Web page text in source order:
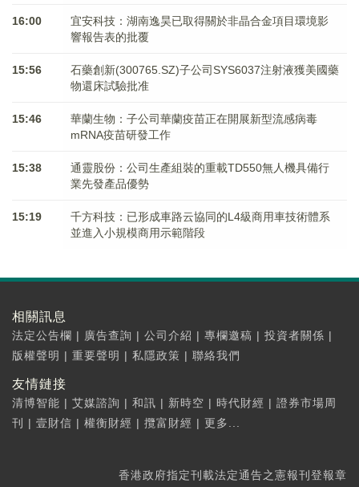
16:00
宜安科技：湖南逸昊已取得關於非晶合金項目環境影
響報告表的批覆
15:56
石藥創新(300765.SZ)子公司SYS6037注射液獲美國藥
物還床試驗批准
15:46
華蘭生物：子公司華蘭疫苗正在開展新型流感病毒
mRNA疫苗研發工作
15:38
通靈股份：公司生產組裝的重載TD550無人機具備行
業先發產品優勢
15:19
千方科技：已形成車路云協同的L4級商用車技術體系
並進入小規模商用示範階段
相關訊息
法定公告欄 | 廣告查詢 | 公司介紹 | 專欄邀稿 | 投資者關係 |
版權聲明 | 重要聲明 | 私隱政策 | 聯絡我們
友情鏈接
清博智能 | 艾媒諮詢 | 和訊 | 新時空 | 時代財經 | 證券市場周
刊
| 壹財信 | 權衡財經 | 攬富財經 | 更多...
香港政府指定刊載法定通告之憲報刊登報章